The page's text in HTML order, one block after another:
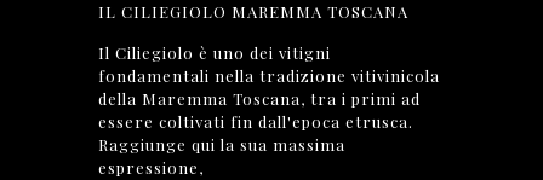
IL CILIEGIOLO MAREMMA TOSCANA
Il Ciliegiolo è uno dei vitigni
fondamentali nella tradizione vitivinicola
della Maremma Toscana, tra i primi ad
essere coltivati fin dall'epoca etrusca.
Raggiunge qui la sua massima
espressione,